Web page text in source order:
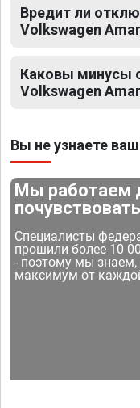
Вредит ли
Volkswagen
Каковы минусы
Volkswagen
Вы не узнаете
Мы работаем
Специалисты
прошили более 10
- поэтому мы знаем,
максимум от